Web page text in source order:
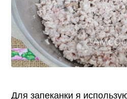
Для запеканки я